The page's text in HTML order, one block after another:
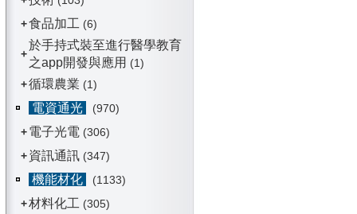
+食品加工 (6)
+
於手持式裝至進行醫學教育
之app開發與應用 (1)
+循環農業 (1)
電資通光
(970)
+ 電子光電 (306)
+ 資訊通訊(347)
機能材化
(1133)
+材料化工 (305)